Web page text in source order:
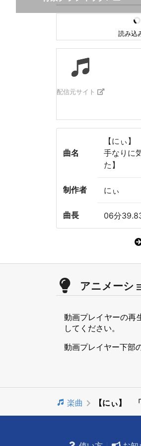
読み込
配信元サイト
曲名
【にぃ
手なりに
た】
制作者 にぃ
曲長 06分
アニメーシ
動画プレイヤーの再
してください。
動画プレイヤー下部
楽曲 【にぃ】